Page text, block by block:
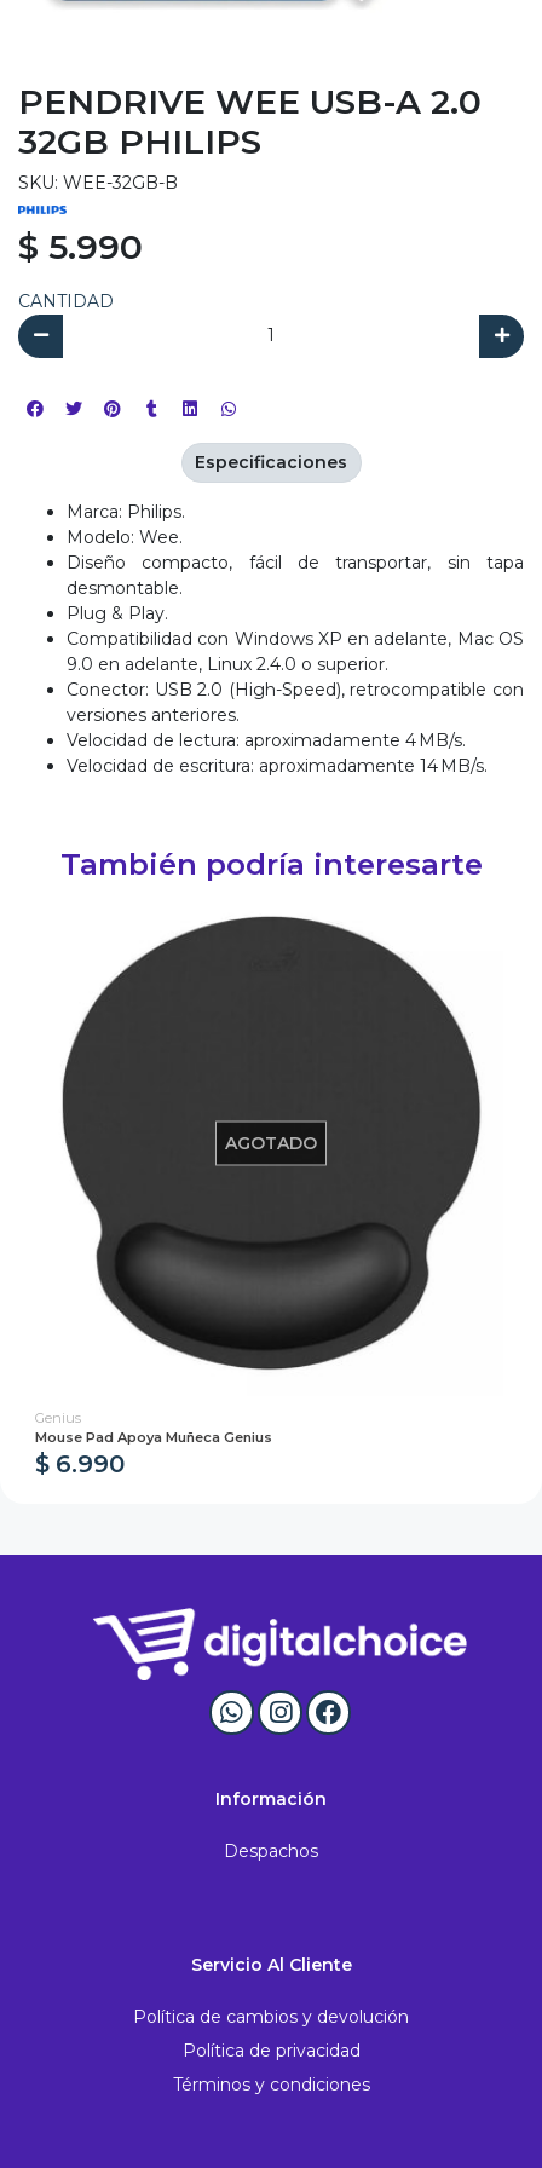
PENDRIVE WEE USB-A 2.0
32GB PHILIPS
SKU: WEE-32GB-B
$ 5.990
CANTIDAD
Marca: Philips.
Modelo: Wee.
Diseño compacto, fácil de transportar, sin tapa
desmontable.
Plug & Play.
Compatibilidad con Windows XP en adelante, Mac OS
9.0 en adelante, Linux 2.4.0 o superior.
Conector: USB 2.0 (High-Speed), retrocompatible con
versiones anteriores.
Velocidad de lectura: aproximadamente 4 MB/s.
Velocidad de escritura: aproximadamente 14 MB/s.
Especificaciones
También podría interesarte
AGOTADO
Genius
Mouse Pad Apoya Muñeca Genius
$ 6.990
Información
Despachos
Servicio Al Cliente
Política de cambios y devolución
Política de privacidad
Términos y condiciones